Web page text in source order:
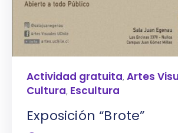
Actividad gratuita, Artes
Cultura, Escultura
Exposición “Brote”